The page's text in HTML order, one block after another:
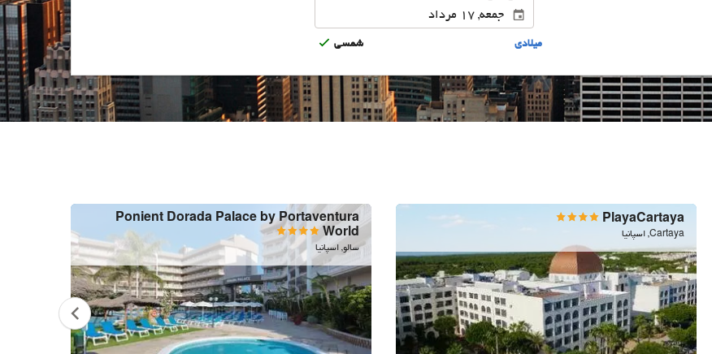
ميلادى شمسى
PlayaCartaya
Cartaya, اسپانیا
Ponient Dorada Palace by Portaventura
World
سالو, اسپانیا